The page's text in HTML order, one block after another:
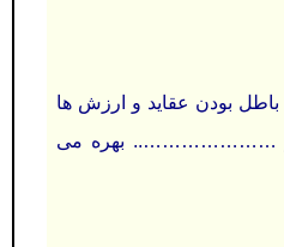
بودن عقاید و ارزش ها
………………….. بهره می